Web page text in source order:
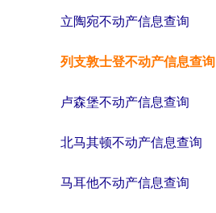
立陶宛不动产信息查询
列支敦士登不动产信息查询
卢森堡不动产信息查询
北马其顿不动产信息查询
马耳他不动产信息查询